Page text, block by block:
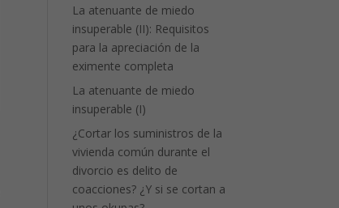
La atenuante de miedo
insuperable (II): Requisitos
para la apreciación de la
eximente completa
La atenuante de miedo
insuperable (I)
¿Cortar los suministros de la
vivienda común durante el
divorcio es delito de
coacciones? ¿Y si se cortan a